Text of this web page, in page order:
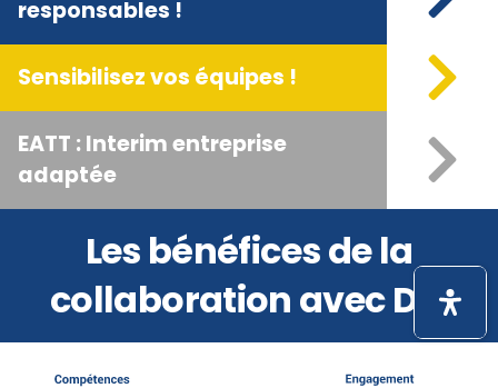
responsables !
Sensibilisez vos équipes !
EATT : Interim entreprise
adaptée
Les bénéfices de la
collaboration avec DSI